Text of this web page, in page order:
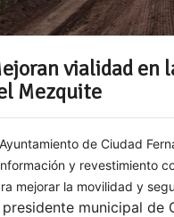
vialidad en
Mezquite
de Ciudad
y revestimiento
mejorar la movilidad y
presidente municipal de